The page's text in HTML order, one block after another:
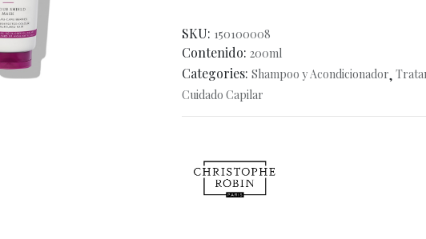
SKU: 150100008
Contenido: 200ml
Categories: Shampoo y Acondicionador,
Cuidado Capilar